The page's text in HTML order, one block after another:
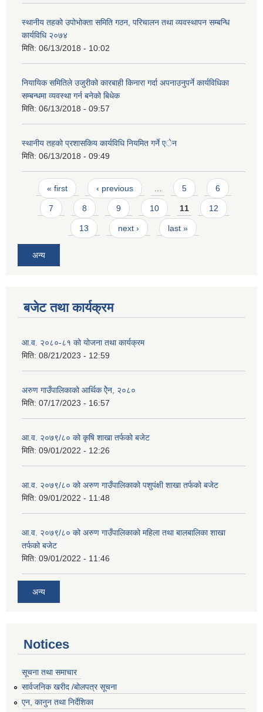
स्थानीय तहको उपोभोक्ता समिति गठन, परिचालन तथा व्यवस्थापन सम्बन्धि
कार्यविधि २०७४
मिति: 06/13/2018 - 10:02
नियायिक समितिले उजुरीको कारबाही किनारा गर्दा अपनाउनुपर्ने कार्यविधिका
सम्बन्धमा व्यवस्था गर्न बनेको बिधेक
मिति: 06/13/2018 - 09:57
स्थानीय तहको प्रशासकिय कार्यविधि नियमित गर्ने एेन
मिति: 06/13/2018 - 09:49
Pages
« first ‹ previous 5 6
7 8 9 10 11 12
13 next › last »
अन्य
बजेट तथा कार्यक्रम
आ.व. २०८०-८१ को योजना तथा कार्यक्रम
मिति: 08/21/2023 - 12:59
अरुण गाउँपालिकाको आर्थिक ऐेन, २०८०
मिति: 07/17/2023 - 16:57
आ.व. २०७९/८० को कृषि शाखा तर्फको बजेट
मिति: 09/01/2022 - 12:26
आ.व. २०७९/८० को अरुण गाउँपालिकाको पशुपंक्षी शाखा तर्फको बजेट
मिति: 09/01/2022 - 11:48
आ.व. २०७९/८० को अरुण गाउँपालिकाको महिला तथा बालबालिका शाखा
तर्फको बजेट
मिति: 09/01/2022 - 11:46
अन्य
Notices
सूचना तथा समाचार
सार्वजनिक खरीद /बोलपत्र सूचना
एन, कानुन तथा निर्देशिका